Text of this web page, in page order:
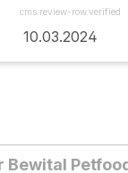
cms.review-row.verified
10.03.2024
Bewital